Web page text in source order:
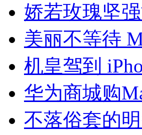
娇若玫瑰坚
美丽不等待
机皇驾到
华为商城购
不落俗套的